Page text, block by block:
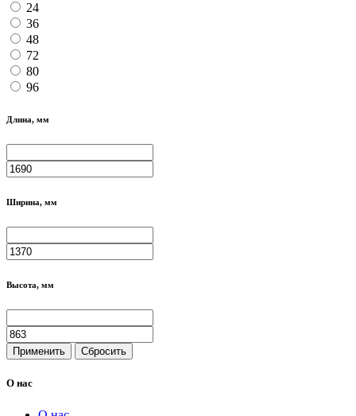
24
36
48
72
80
96
Длина, мм
Ширина, мм
Высота, мм
Применить Сбросить
О нас